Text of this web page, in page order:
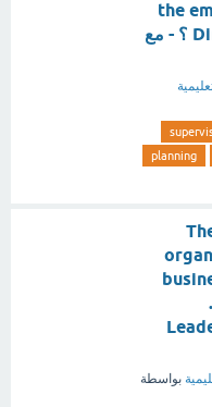
the
Directing C Controlling ؟ - مع
planning
بواسطة